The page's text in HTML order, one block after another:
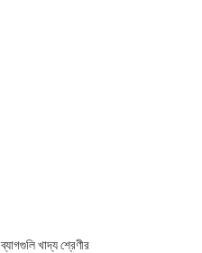
খাদ্য শ্রেণীর